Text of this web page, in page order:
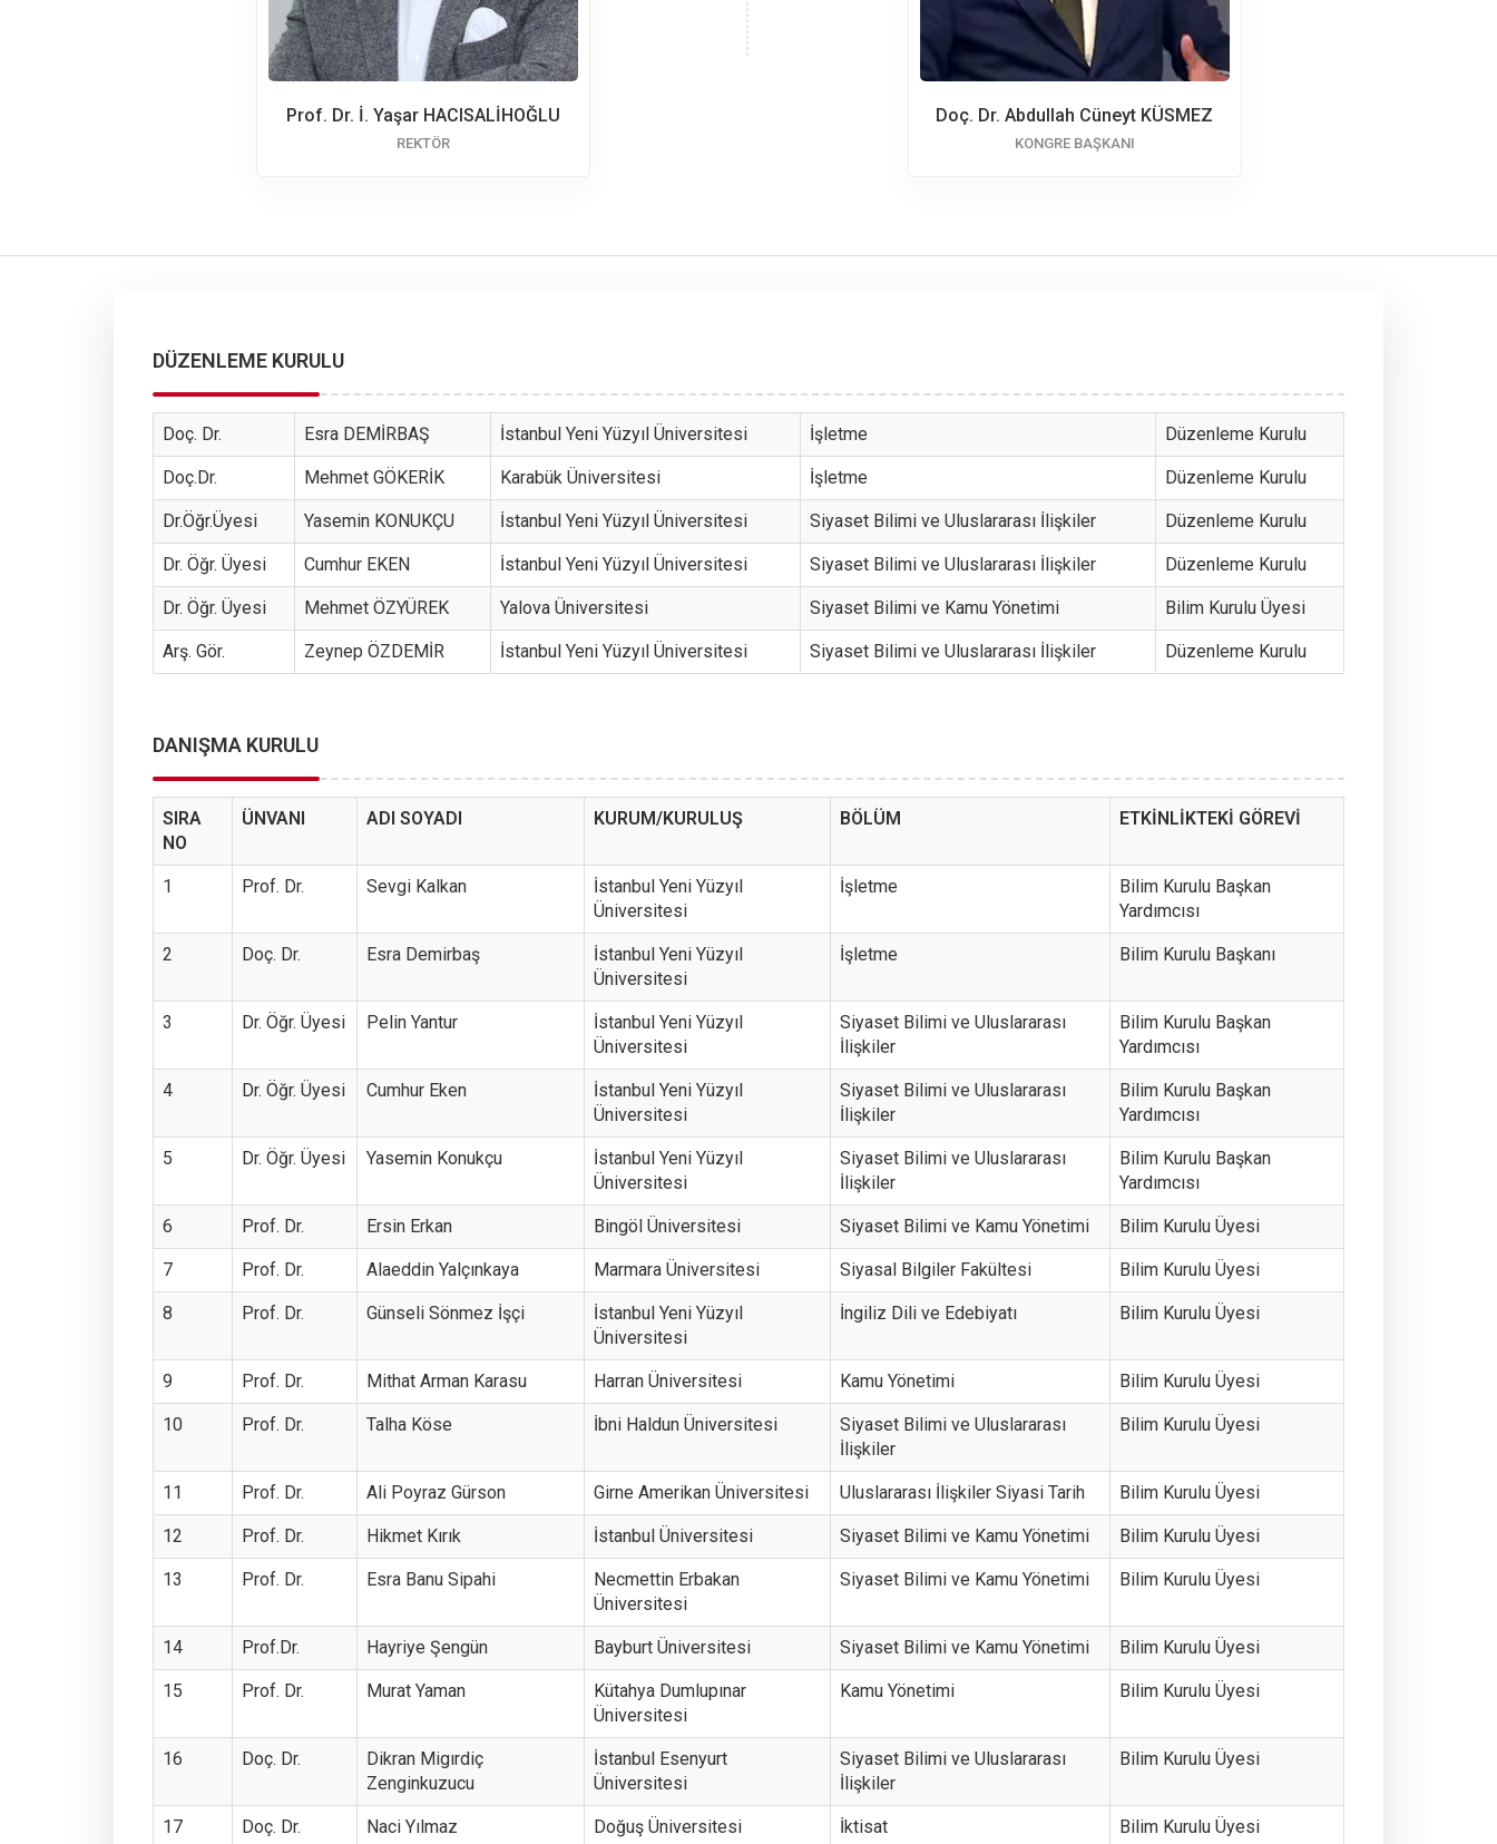
Prof. Dr. İ. Yaşar HACISALİHOĞLU
REKTÖR
Doç. Dr. Abdullah Cüneyt KÜSMEZ
KONGRE BAŞKANI
DÜZENLEME KURULU
Doç. Dr. Esra DEMİRBAŞ İstanbul Yeni Yüzyıl Üniversitesi İşletme Düzenleme Kurulu
Doç.Dr. Mehmet GÖKERİK Karabük Üniversitesi İşletme Düzenleme Kurulu
Dr.Öğr.Üyesi Yasemin KONUKÇU İstanbul Yeni Yüzyıl Üniversitesi Siyaset Bilimi ve Uluslararası İlişkiler Düzenleme Kurulu
Dr. Öğr. Üyesi Cumhur EKEN İstanbul Yeni Yüzyıl Üniversitesi Siyaset Bilimi ve Uluslararası İlişkiler Düzenleme Kurulu
Dr. Öğr. Üyesi Mehmet ÖZYÜREK Yalova Üniversitesi Siyaset Bilimi ve Kamu Yönetimi Bilim Kurulu Üyesi
Arş. Gör. Zeynep ÖZDEMİR İstanbul Yeni Yüzyıl Üniversitesi Siyaset Bilimi ve Uluslararası İlişkiler Düzenleme Kurulu
DANIŞMA KURULU
SIRA
NO
ÜNVANI ADI SOYADI KURUM/KURULUŞ BÖLÜM ETKİNLİKTEKİ GÖREVİ
1 Prof. Dr. Sevgi Kalkan
İstanbul Yeni Yüzyıl
Üniversitesi
İşletme
Bilim Kurulu Başkan
Yardımcısı
2 Doç. Dr. Esra Demirbaş
İstanbul Yeni Yüzyıl
Üniversitesi
İşletme Bilim Kurulu Başkanı
3 Dr. Öğr. Üyesi Pelin Yantur
İstanbul Yeni Yüzyıl
Üniversitesi
Siyaset Bilimi ve Uluslararası
İlişkiler
Bilim Kurulu Başkan
Yardımcısı
4 Dr. Öğr. Üyesi Cumhur Eken
İstanbul Yeni Yüzyıl
Üniversitesi
Siyaset Bilimi ve Uluslararası
İlişkiler
Bilim Kurulu Başkan
Yardımcısı
5 Dr. Öğr. Üyesi Yasemin Konukçu
İstanbul Yeni Yüzyıl
Üniversitesi
Siyaset Bilimi ve Uluslararası
İlişkiler
Bilim Kurulu Başkan
Yardımcısı
6 Prof. Dr. Ersin Erkan Bingöl Üniversitesi Siyaset Bilimi ve Kamu Yönetimi Bilim Kurulu Üyesi
7 Prof. Dr. Alaeddin Yalçınkaya Marmara Üniversitesi Siyasal Bilgiler Fakültesi Bilim Kurulu Üyesi
8 Prof. Dr. Günseli Sönmez İşçi
İstanbul Yeni Yüzyıl
Üniversitesi
İngiliz Dili ve Edebiyatı Bilim Kurulu Üyesi
9 Prof. Dr. Mithat Arman Karasu Harran Üniversitesi Kamu Yönetimi Bilim Kurulu Üyesi
10 Prof. Dr. Talha Köse İbni Haldun Üniversitesi
Siyaset Bilimi ve Uluslararası
İlişkiler
Bilim Kurulu Üyesi
11 Prof. Dr. Ali Poyraz Gürson Girne Amerikan Üniversitesi Uluslararası İlişkiler Siyasi Tarih Bilim Kurulu Üyesi
12 Prof. Dr. Hikmet Kırık İstanbul Üniversitesi Siyaset Bilimi ve Kamu Yönetimi Bilim Kurulu Üyesi
13 Prof. Dr. Esra Banu Sipahi
Necmettin Erbakan
Üniversitesi
Siyaset Bilimi ve Kamu Yönetimi Bilim Kurulu Üyesi
14 Prof.Dr. Hayriye Şengün Bayburt Üniversitesi Siyaset Bilimi ve Kamu Yönetimi Bilim Kurulu Üyesi
15 Prof. Dr. Murat Yaman
Kütahya Dumlupınar
Üniversitesi
Kamu Yönetimi Bilim Kurulu Üyesi
16 Doç. Dr.
Dikran Migırdiç
Zenginkuzucu
İstanbul Esenyurt
Üniversitesi
Siyaset Bilimi ve Uluslararası
İlişkiler
Bilim Kurulu Üyesi
17 Doç. Dr. Naci Yılmaz Doğuş Üniversitesi İktisat Bilim Kurulu Üyesi